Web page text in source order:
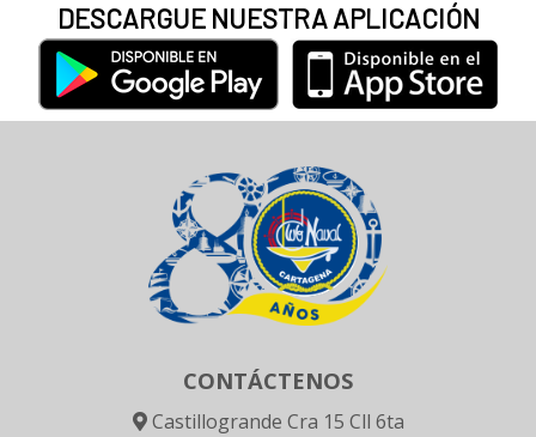
DESCARGUE NUESTRA APLICACIÓN
CONTÁCTENOS
Castillogrande Cra 15 Cll 6ta